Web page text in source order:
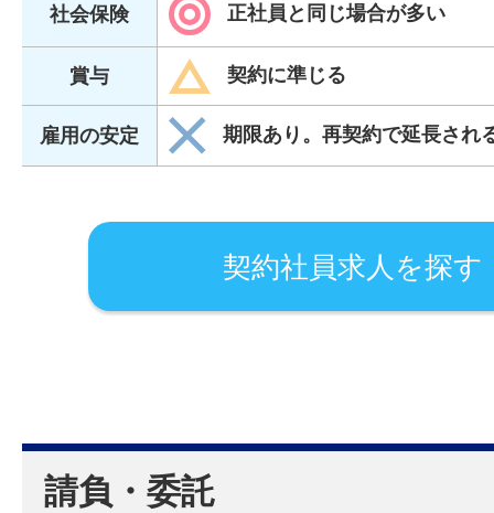
社会保険 正社員と同じ場合が多い
賞与 契約に準じる
雇用の安定 期限あり。再契約で延長され
契約社員求人を探す
請負・委託